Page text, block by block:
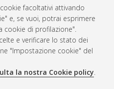
facoltativi attivando
e, se vuoi, potrai esprimere
cookie di profilazione".
e verificare lo stato dei
"Impostazione cookie" del
la nostra Cookie policy.